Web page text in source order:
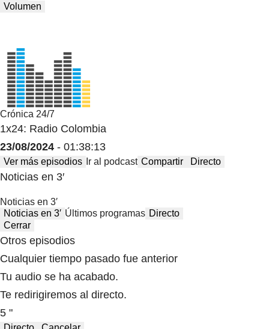
Volumen
Crónica 24/7
1x24: Radio Colombia
23/08/2024 - 01:38:13
Ver más episodios Ir al podcast Compartir Directo
Noticias en 3′
Noticias en 3′
Noticias en 3′ Últimos programas Directo
Cerrar
Otros episodios
Cualquier tiempo pasado fue anterior
Tu audio se ha acabado.
Te redirigiremos al directo.
5 "